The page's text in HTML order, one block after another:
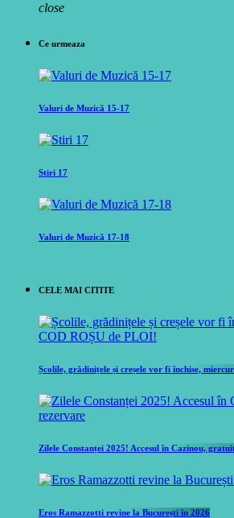
close
Ce urmeaza
Valuri de Muzică 15-17
Stiri 17
Valuri de Muzică 17-18
CELE MAI CITITE
Școlile, grădinițele și creșele vor fi închise,
Zilele Constanței 2025! Accesul în Cazinou,
Eros Ramazzotti revine la București în 2026